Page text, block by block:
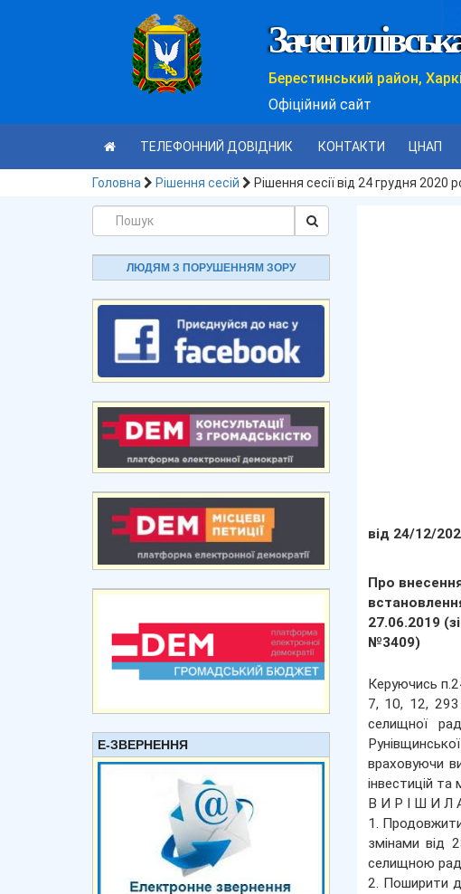
Берестинський район,
Офіційний сайт
ТЕЛЕФОННИЙ ДОВІДНИК КОНТАКТИ ЦНАП
Головна Рішення сесій Рішення сесії від 24 грудня 2020
ЛЮДЯМ З ПОРУШЕННЯМ ЗОРУ
Е-ЗВЕРНЕННЯ
від 24/12/
Про
27.06.2019
№3409)
Керуючись
7, 10, 12, 293
селищної
враховуючи
інвестицій
В И Р І Ш И Л
1.
змінами від
селищною
2. Поширити